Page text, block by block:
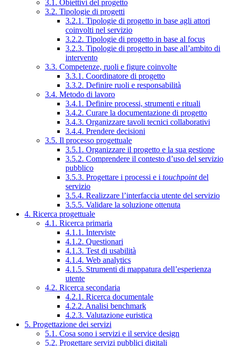
3.1. Obiettivi del progetto
3.2. Tipologie di progetti
3.2.1. Tipologie di progetto in base agli attori
coinvolti nel servizio
3.2.2. Tipologie di progetto in base al focus
3.2.3. Tipologie di progetto in base all’ambito di
intervento
3.3. Competenze, ruoli e figure coinvolte
3.3.1. Coordinatore di progetto
3.3.2. Definire ruoli e responsabilità
3.4. Metodo di lavoro
3.4.1. Definire processi, strumenti e rituali
3.4.2. Curare la documentazione di progetto
3.4.3. Organizzare tavoli tecnici collaborativi
3.4.4. Prendere decisioni
3.5. Il processo progettuale
3.5.1. Organizzare il progetto e la sua gestione
3.5.2. Comprendere il contesto d’uso del servizio
pubblico
3.5.3. Progettare i processi e i touchpointdel
servizio
3.5.4. Realizzare l’interfaccia utente del servizio
3.5.5. Validare la soluzione ottenuta
4. Ricerca progettuale
4.1. Ricerca primaria
4.1.1. Interviste
4.1.2. Questionari
4.1.3. Test di usabilità
4.1.4. Web analytics
4.1.5. Strumenti di mappatura dell’esperienza
utente
4.2. Ricerca secondaria
4.2.1. Ricerca documentale
4.2.2. Analisi benchmark
4.2.3. Valutazione euristica
5. Progettazione dei servizi
5.1. Cosa sono i servizi e il service design
5.2. Progettare servizi pubblici digitali